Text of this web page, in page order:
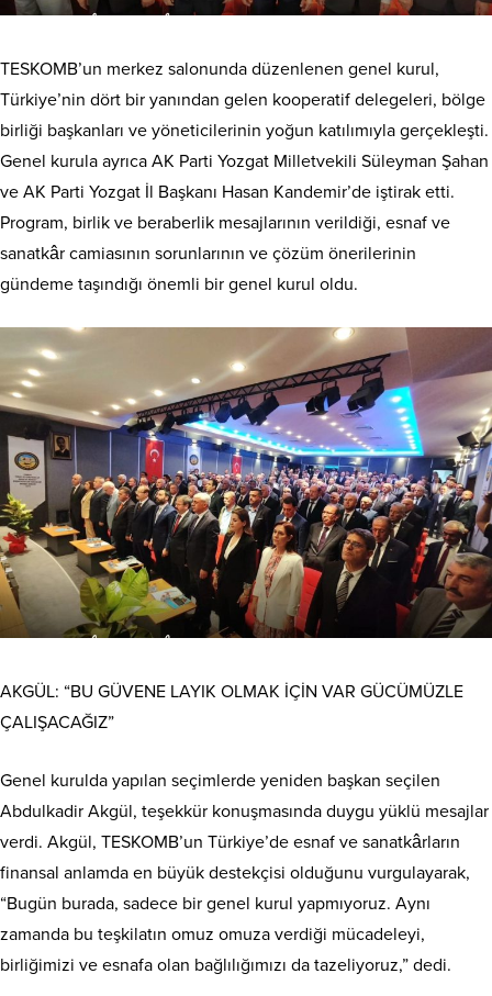
TESKOMB’un merkez salonunda düzenlenen genel kurul,
Türkiye’nin dört bir yanından gelen kooperatif delegeleri, bölge
birliği başkanları ve yöneticilerinin yoğun katılımıyla gerçekleşti.
Genel kurula ayrıca AK Parti Yozgat Milletvekili Süleyman Şahan
ve AK Parti Yozgat İl Başkanı Hasan Kandemir’de iştirak etti.
Program, birlik ve beraberlik mesajlarının verildiği, esnaf ve
sanatkâr camiasının sorunlarının ve çözüm önerilerinin
gündeme taşındığı önemli bir genel kurul oldu.
AKGÜL: “BU GÜVENE LAYIK OLMAK İÇİN VAR GÜCÜMÜZLE
ÇALIŞACAĞIZ”
Genel kurulda yapılan seçimlerde yeniden başkan seçilen
Abdulkadir Akgül, teşekkür konuşmasında duygu yüklü mesajlar
verdi. Akgül, TESKOMB’un Türkiye’de esnaf ve sanatkârların
finansal anlamda en büyük destekçisi olduğunu vurgulayarak,
“Bugün burada, sadece bir genel kurul yapmıyoruz. Aynı
zamanda bu teşkilatın omuz omuza verdiği mücadeleyi,
birliğimizi ve esnafa olan bağlılığımızı da tazeliyoruz,” dedi.